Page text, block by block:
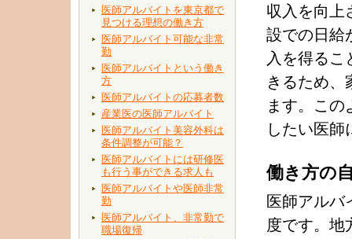
医師アルバイトを東京都で
見つける理想の働き方
医師アルバイト可能な非常
勤
医師アルバイトという働き
方
医師アルバイトの応募者数
産業医の医師アルバイト
医師アルバイト美容外科は
条件調整が可能？
医師アルバイトには研修医
も行う事ができる求人も
医師アルバイトや医師非常
勤
医師アルバイト、非常勤で
職場復帰
収入を向上
設での日給
入を得る
きるため、
ます。こ
したい医師
働き方の
医師アルバ
度です。地